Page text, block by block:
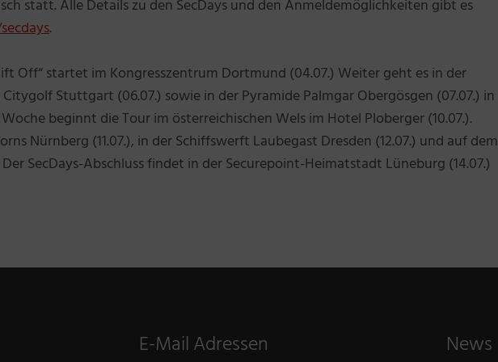
statt. Alle Details zu den SecDays und den Anmeldemöglichkeiten gibt es
.
Off“ startet im Kongresszentrum Dortmund (04.07.) Weiter geht es in der
Stuttgart (06.07.) sowie in der Pyramide Palmgar Obergösgen (07.07.) in
beginnt die Tour im österreichischen Wels im Hotel Ploberger (10.07.).
Nürnberg (11.07.), in der Schiffswerft Laubegast Dresden (12.07.) und auf dem
Der SecDays-Abschluss findet in der Securepoint-Heimatstadt Lüneburg (14.07.)
E-Mail Adressen News